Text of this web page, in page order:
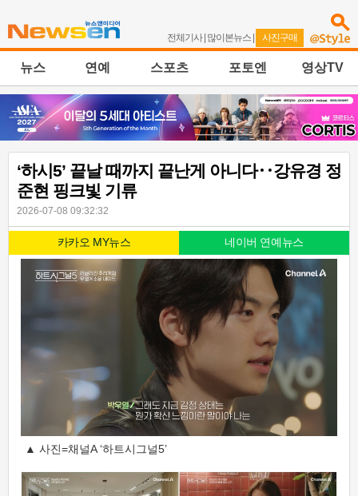
전체기사| 많이본뉴스 | 사진구매
뉴스 연예 스포츠 포토엔 영상TV
‘하시5’ 끝날 때까지 끝난게 아니다‥강유경 정
준현 핑크빛 기류
2026-07-08 09:32:32
카카오 MY뉴스 네이버 연예뉴스
▲ 사진=채널A ‘하트시그널5’